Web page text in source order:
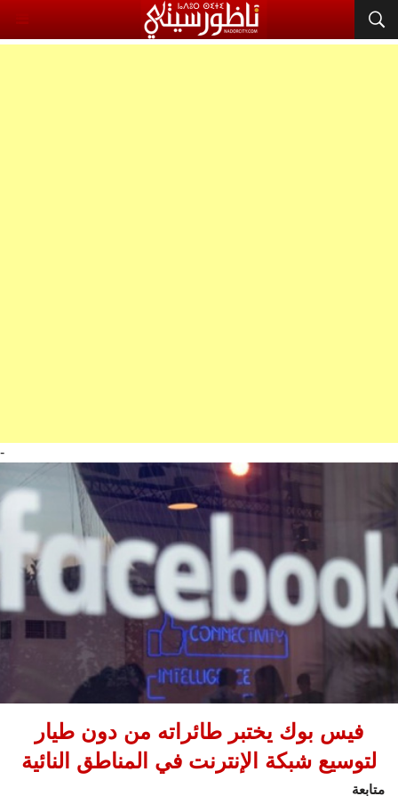
-
فيس بوك يختبر طائراته من دون طيار
لتوسيع شبكة الإنترنت في المناطق النائية
متابعة